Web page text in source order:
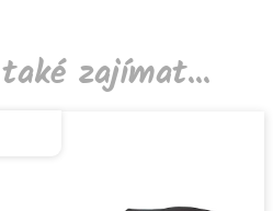
zajímat...